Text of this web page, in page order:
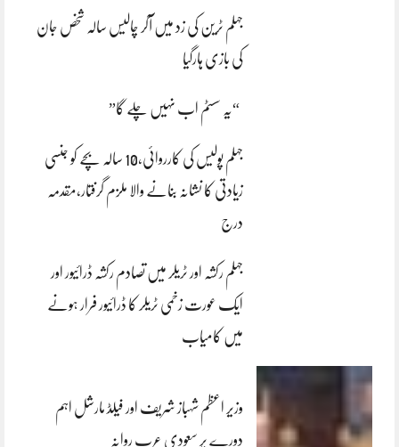
جہلم ٹرین کی زد میں آکر چالیس سالہ شخص جان
کی بازی ہارگیا
“یہ سسٹم اب نہیں چلے گا”
جہلم پولیس کی کارروائی،10 سالہ بچے کو جنسی
زیادتی کا نشانہ بنانے والا ملزم گرفتار،مقدمہ
درج
جہلم رکشہ اور ٹریلر میں تصادم رکشہ ڈرائیور اور
ایک عورت زخمی ٹریلر کا ڈرائیور فرار ہونے
میں کامیاب
وزیر اعظم شہباز شریف اور فیلڈ مارشل اہم
دورے پر سعودی عرب روانہ